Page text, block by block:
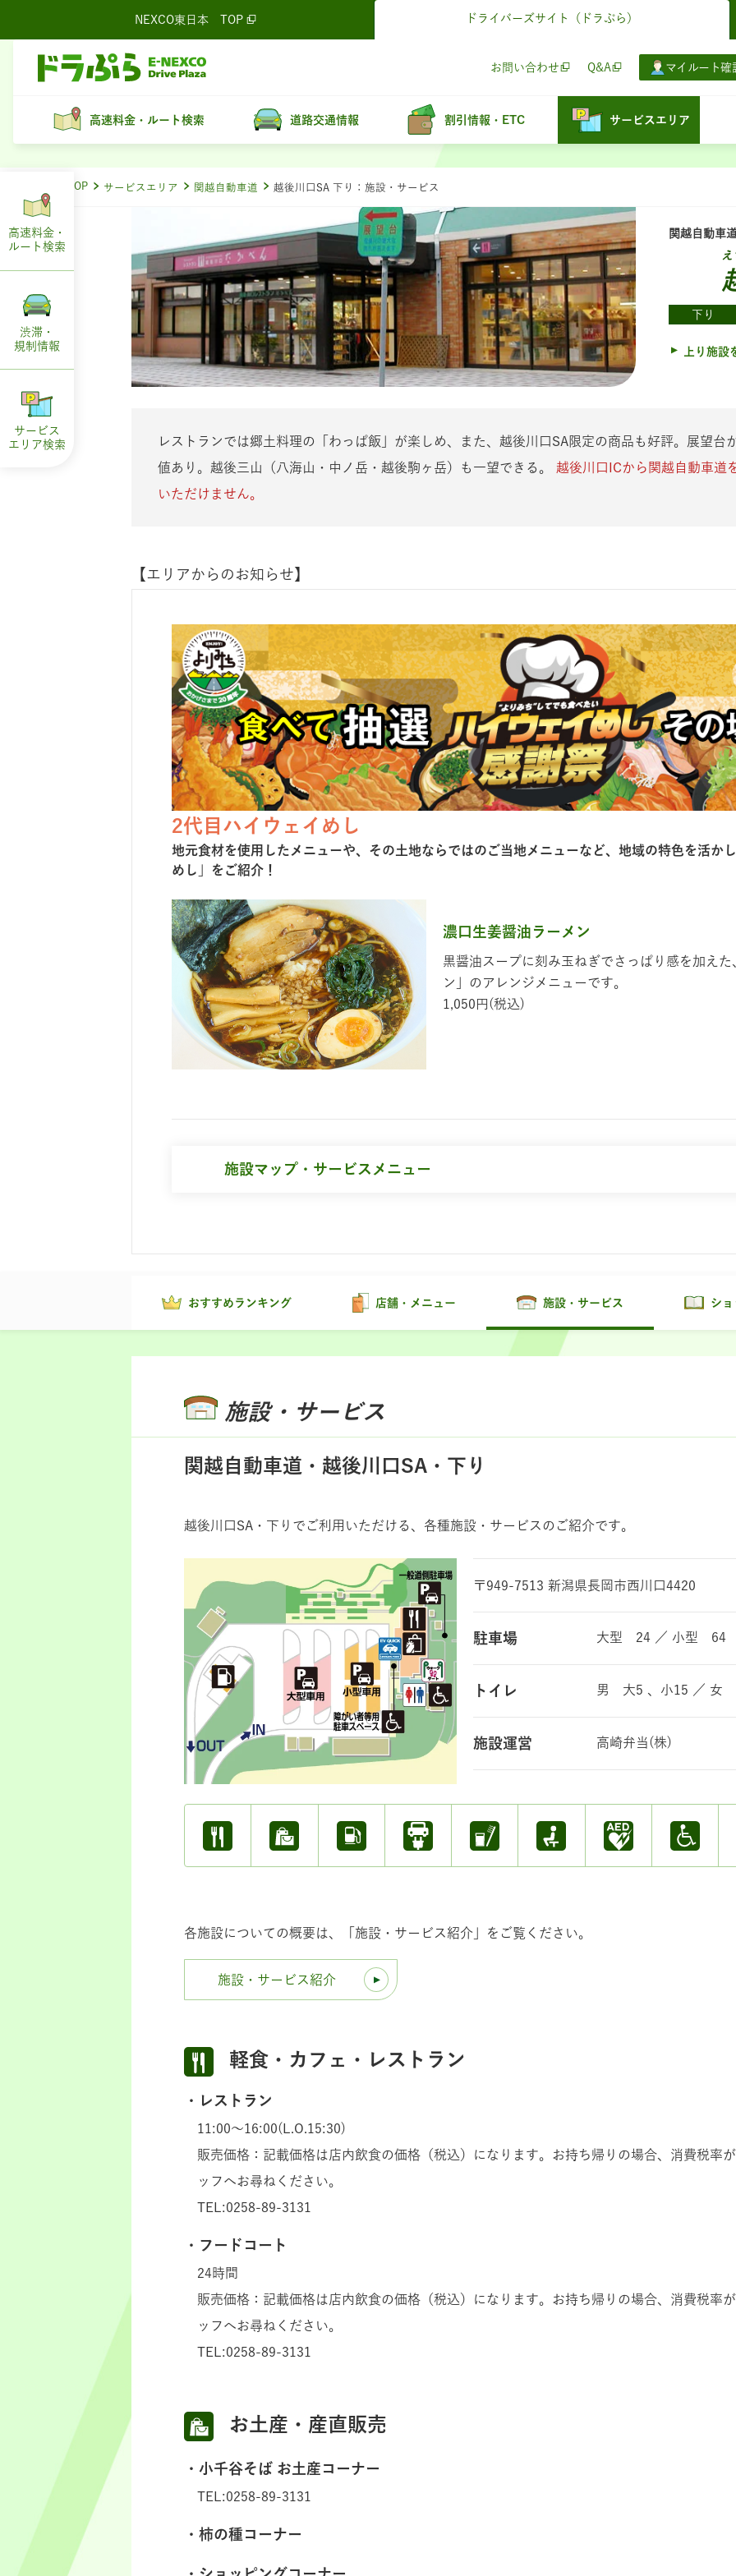
NEXCO東日本 TOP ドライバーズサイト （ドラぷら）
お問い合わせ Q&A マイルート確
高速料金・ルート検索 道路交通情報 割引情報・ETC サービスエリア
ドラぷらTOP サービスエリア 関越自動車道 越後川口SA 下り：施設・サービス
関越自動車
下り
上り施設
レストランでは郷土料理の「わっぱ飯」が楽しめ、また、越後川口SA限定の商品も好評。展望台
値あり。越後三山（八海山・中ノ岳・越後駒ヶ岳）も一望できる。 越後川口ICから関越自動車道
いただけません。
【エリアからのお知らせ】
2代目ハイウェイめし
地元⾷材を使⽤したメニューや、その⼟地ならではのご当地メニューなど、地域の特⾊を活か
めし」をご紹介！
濃口生姜醤油ラーメン
黒醤油スープに刻み玉ねぎでさっぱり感を加え
ン」のアレンジメニューです。
1,050円(税込)
施設マップ・サービスメニュー
おすすめランキング 店舗・メニュー 施設・サービス シ
施設・サービス
関越自動車道・越後川口SA・下り
越後川口SA・下りでご利用いただける、各種施設・サービスのご紹介です。
〒949-7513 新潟県長岡市西川口4420
駐車場 大型 24 ／ 小型 64
トイレ 男 大5 、小15 ／ 女
施設運営 高崎弁当(株)
各施設についての概要は、「施設・サービス紹介」をご覧ください。
施設・サービス紹介
軽食・カフェ・レストラン
レストラン
11:00～16:00(L.O.15:30)
販売価格：記載価格は店内飲食の価格（税込）になります。お持ち帰りの場合、消費税率
ッフへお尋ねください。
TEL:0258-89-3131
フードコート
24時間
販売価格：記載価格は店内飲食の価格（税込）になります。お持ち帰りの場合、消費税率
ッフへお尋ねください。
TEL:0258-89-3131
お土産・産直販売
小千谷そば お土産コーナー
TEL:0258-89-3131
柿の種コーナー
高速料金・
ルート 検索
渋滞・
規制情報
サービス
エリア検索